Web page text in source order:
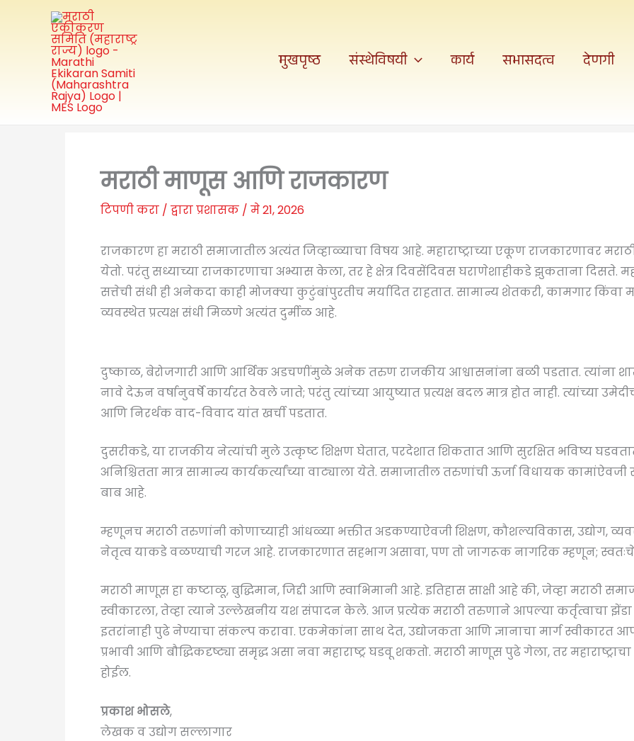
मजकुरावर
मुखपृष्ठ संस्थेविषयी कार्य सभासदत्व देणगी
मराठी माणूस आणि राजकारण
टिपणी करा / द्वाराप्रशासक / मे 21, 2026
राजकारण हा मराठी समाजातील अत्यंत जिव्हाळ्याचा विषय आहे. महाराष्ट्राच्या एकूण राजकारणावर
येतो. परंतु सध्याच्या राजकारणाचा अभ्यास केला, तर हे क्षेत्र दिवसेंदिवस घराणेशाहीकडे झुकताना दिसते.
सत्तेची संधी ही अनेकदा काही मोजक्या कुटुंबांपुरतीच मर्यादित राहतात. सामान्य शेतकरी, कामगार
व्यवस्थेत प्रत्यक्ष संधी मिळणे अत्यंत दुर्मीळ आहे.
दुष्काळ, बेरोजगारी आणि आर्थिक अडचणींमुळे अनेक तरुण राजकीय आश्वासनांना बळी पडतात. त्यांना
नावे देऊन वर्षानुवर्षे कार्यरत ठेवले जाते; परंतु त्यांच्या आयुष्यात प्रत्यक्ष बदल मात्र होत नाही. त्यांच्या
आणि निरर्थक वाद-विवाद यांत खर्ची पडतात.
दुसरीकडे, या राजकीय नेत्यांची मुले उत्कृष्ट शिक्षण घेतात, परदेशात शिकतात आणि सुरक्षित भविष्य
अनिश्चितता मात्र सामान्य कार्यकर्त्यांच्या वाट्याला येते. समाजातील तरुणांची ऊर्जा विधायक कामांऐवजी
बाब आहे.
म्हणूनच मराठी तरुणांनी कोणाच्याही आंधळ्या भक्तीत अडकण्याऐवजी शिक्षण, कौशल्यविकास, उद्योग,
नेतृत्व याकडे वळण्याची गरज आहे. राजकारणात सहभाग असावा, पण तो जागरूक नागरिक म्हणून; स्वतःचे
मराठी माणूस हा कष्टाळू, बुद्धिमान, जिद्दी आणि स्वाभिमानी आहे. इतिहास साक्षी आहे की, जेव्हा मराठी
स्वीकारला, तेव्हा त्याने उल्लेखनीय यश संपादन केले. आज प्रत्येक मराठी तरुणाने आपल्या कर्तृत्वाचा झेंडा
इतरांनाही पुढे नेण्याचा संकल्प करावा. एकमेकांना साथ देत, उद्योजकता आणि ज्ञानाचा मार्ग स्वीकारत
प्रभावी आणि बौद्धिकदृष्ट्या समृद्ध असा नवा महाराष्ट्र घडवू शकतो. मराठी माणूस पुढे गेला, तर
होईल.
प्रकाश भोसले,
लेखक व उद्योग सल्लागार